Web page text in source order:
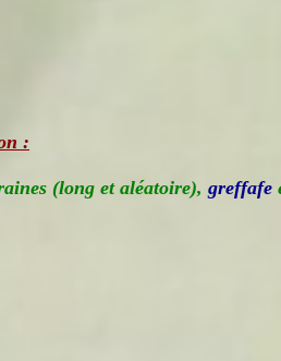
:
(long et aléatoire), greffafe